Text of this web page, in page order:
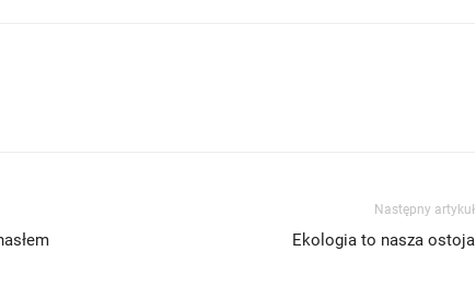
Następny artykuł
Ekologia to nasza ostoja